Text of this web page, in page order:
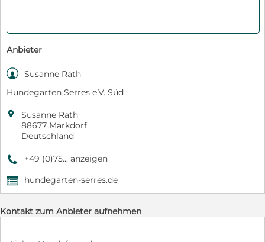
Anbieter
 Susanne Rath
Hundegarten Serres e.V. Süd

Susanne Rath
88677 Markdorf
Deutschland
9 +49 (0)75... anzeigen
, hundegarten-serres.de
Kontakt zum Anbieter aufnehmen